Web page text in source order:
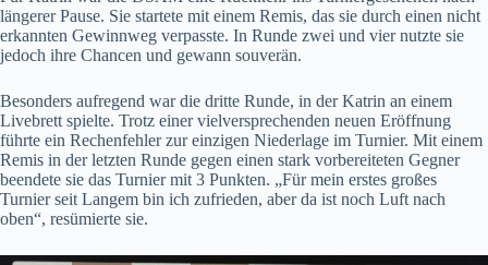
längerer Pause. Sie startete mit einem Remis, das sie durch einen nicht
erkannten Gewinnweg verpasste. In Runde zwei und vier nutzte sie
jedoch ihre Chancen und gewann souverän.
Besonders aufregend war die dritte Runde, in der Katrin an einem
Livebrett spielte. Trotz einer vielversprechenden neuen Eröffnung
führte ein Rechenfehler zur einzigen Niederlage im Turnier. Mit einem
Remis in der letzten Runde gegen einen stark vorbereiteten Gegner
beendete sie das Turnier mit 3 Punkten. „Für mein erstes großes
Turnier seit Langem bin ich zufrieden, aber da ist noch Luft nach
oben“, resümierte sie.